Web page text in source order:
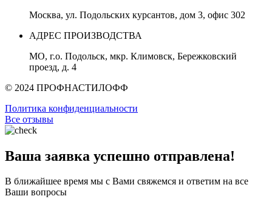
Москва, ул. Подольских курсантов, дом 3, офис 302
АДРЕС ПРОИЗВОДСТВА
МО, г.о. Подольск, мкр. Климовск, Бережковский
проезд, д. 4
© 2024 ПРОФНАСТИЛОФФ
Политика конфиденциальности
Все отзывы
Ваша заявка успешно отправлена!
В ближайшее время мы с Вами свяжемся и ответим на все
Ваши вопросы